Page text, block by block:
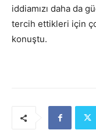
iddiamızı daha da
tercih ettikleri için
konuştu.